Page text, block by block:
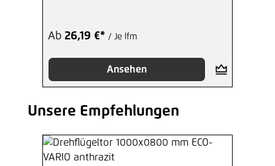
Ab 26,19 €* / Je lfm
Ansehen
Produktgalerie überspringen
Unsere Empfehlungen